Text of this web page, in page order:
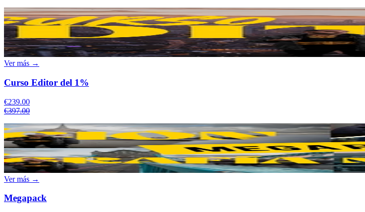
Ver más →
Curso Editor del 1%
€239.00
€397.00
Ver más →
Megapack